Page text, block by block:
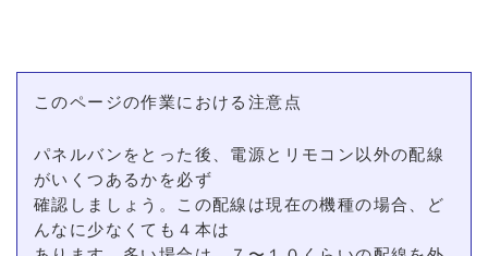
このページの作業における注意点
パネルバンをとった後、電源とリモコン以外の配線
がいくつあるかを必ず
確認しましょう。この配線は現在の機種の場合、ど
んなに少なくても４本は